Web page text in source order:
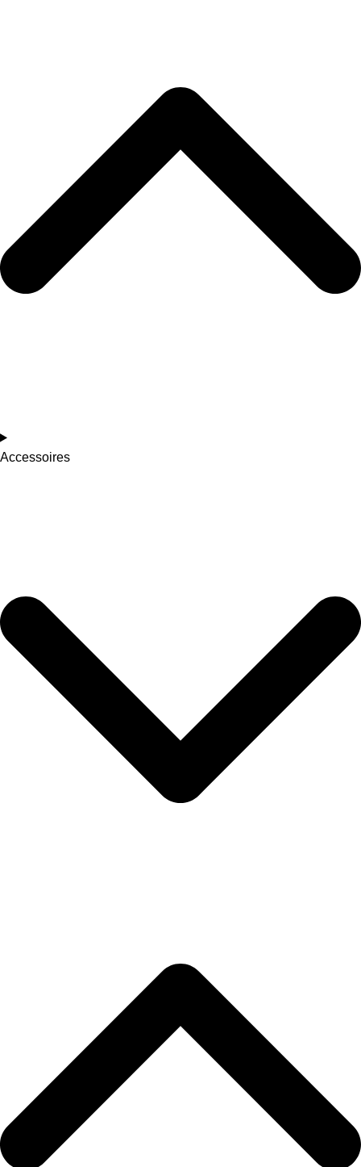
Accessoires